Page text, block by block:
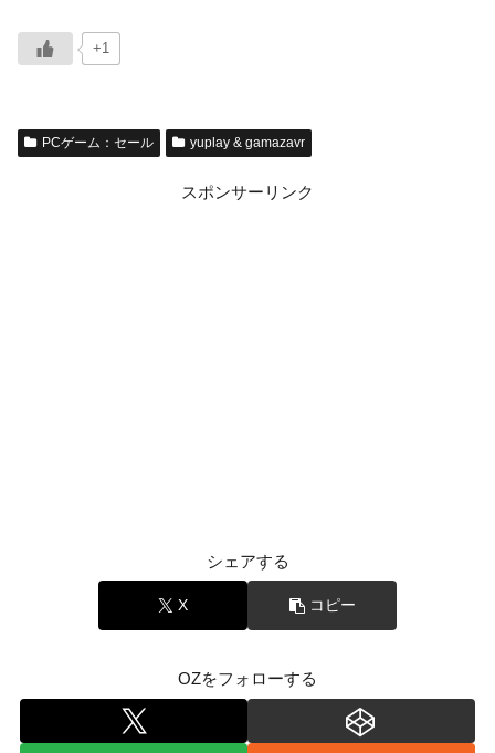
+1
PCゲーム：セール yuplay & gamazavr
スポンサーリンク
シェアする
X コピー
OZをフォローする